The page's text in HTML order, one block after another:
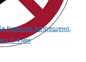
Курение запрещено,
х 0.4 мм